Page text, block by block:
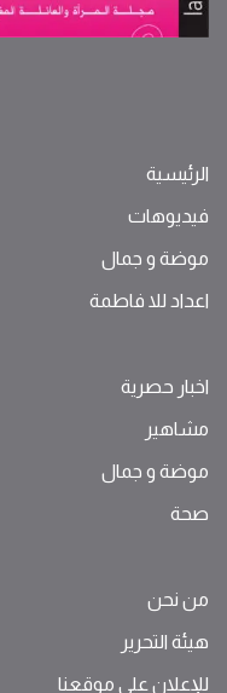
الرئيسية
فيديوهات
موضة ‫و‬ ‫‬‫جمال‬
اعداد للا فاطمة
اخبار حصرية
مشاهير
موضة ‫و‬ ‫‬‫جمال‬
صحة
من نحن
هيئة التحرير
للإعلان على موقعنا